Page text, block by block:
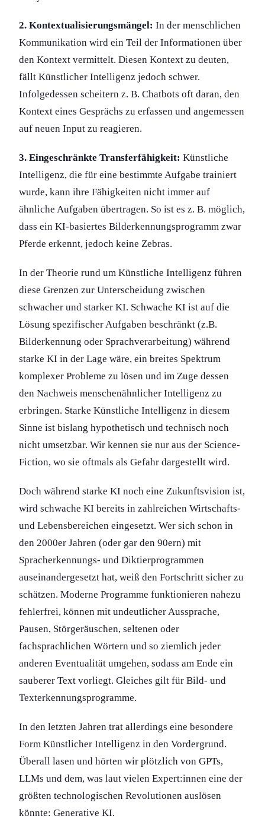
2. Kontextualisierungs­mängel: In der menschlichen
Kommunikation wird ein Teil der Information­en über
den Kontext vermittelt. Diesen Kontext zu deuten,
fällt Künstlicher Intelligenz jedoch schwer.
Infolgedessen scheitern z. B. Chatbots oft daran, den
Kontext eines Gesprächs zu erfassen und angemessen
auf neuen Input zu reagieren.
3. Eingeschränkte Transferfähigkeit: Künstliche
Intelligenz, die für eine bestimmte Aufgabe trainiert
wurde, kann ihre Fähigkeiten nicht immer auf
ähnliche Aufgaben übertragen. So ist es z. B. möglich,
dass ein KI-basiertes Bilderkennungs­programm zwar
Pferde erkennt, jedoch keine Zebras.
In der Theorie rund um Künstliche Intelligenz führen
diese Grenzen zur Unterscheidung zwischen
schwacher und starker KI. Schwache KI ist auf die
Lösung spezifischer Aufgaben beschränkt (z.B.
Bilderkennung oder Sprach­verarbeitung) während
starke KI in der Lage wäre, ein breites Spektrum
komplexer Probleme zu lösen und im Zuge dessen
den Nachweis menschenähnlicher Intelligenz zu
erbringen. Starke Künstliche Intelligenz in diesem
Sinne ist bislang hypothetisch und technisch noch
nicht umsetzbar. Wir kennen sie nur aus der Science-
Fiction, wo sie oftmals als Gefahr dargestellt wird.
Doch während starke KI noch eine Zukunftsvision ist,
wird schwache KI bereits in zahlreichen Wirtschaft­s-
und Lebensbereichen eingesetzt. Wer sich schon in
den 2000er Jahren (oder gar den 90ern) mit
Spracherkennung­s- und Diktierprogrammen
auseinandergesetzt hat, weiß den Fortschritt sicher zu
schätzen. Moderne Programme funktion­ieren nahezu
fehlerfrei, können mit undeutlicher Aussprache,
Pausen, Störgeräuschen, seltenen oder
fachsprachlichen Wörtern und so ziemlich jeder
anderen Eventualität umgehen, sodass am Ende ein
sauberer Text vorliegt. Gleiches gilt für Bild- und
Texterkennungs­programme.
In den letzten Jahren trat allerdings eine besondere
Form Künstlicher Intelligenz in den Vordergrund.
Überall lasen und hörten wir plötzlich von GPTs,
LLMs und dem, was laut vielen Expert:innen eine der
größten technologischen Revolution­en auslösen
könnte: Generative KI.